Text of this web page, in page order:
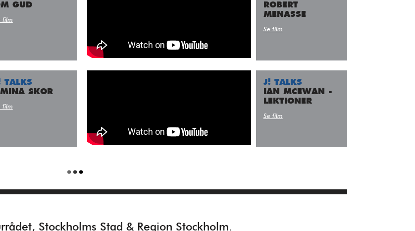
GUD
film
ROBERT
MENASSE
Se film
TALKS
MINA SKOR
film
J! TALKS
IAN MCEWAN -
LEKTIONER
Se film
Stockholms Stad & Region Stockholm.